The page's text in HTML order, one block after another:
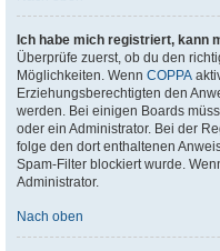
Ich habe mich registriert, kann
Überprüfe zuerst, ob du den
Möglichkeiten. Wenn COPPA
Erziehungsberechtigten den
werden. Bei einigen Boards
oder ein Administrator. Bei der
folge den dort enthaltenen
Spam-Filter blockiert wurde.
Administrator.
Nach oben